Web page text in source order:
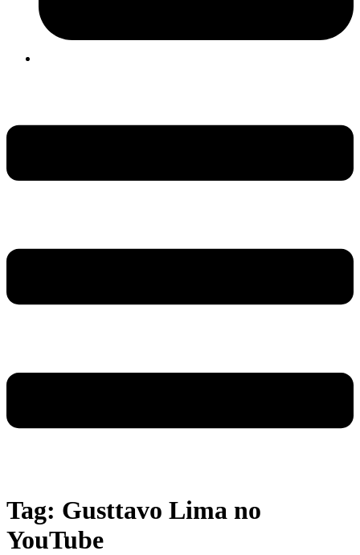
Tag: Gusttavo Lima no
YouTube